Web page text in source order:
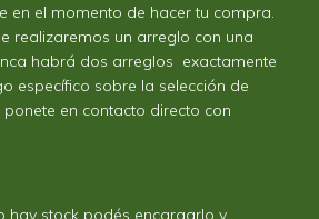
en el momento de hacer tu compra.
realizaremos un arreglo con una
habrá dos arreglos exactamente
específico sobre la selección de
en contacto directo con
hay stock podés encargarlo y